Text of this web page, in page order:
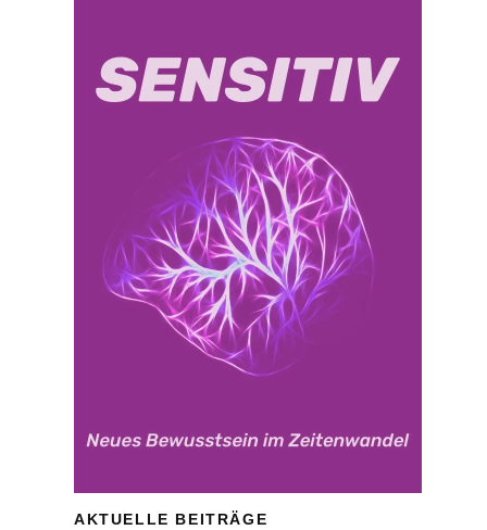
AKTUELLE BEITRÄGE